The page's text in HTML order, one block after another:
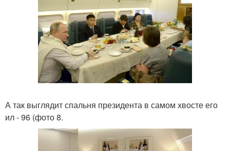
А так выглядит спальня президента в самом хвосте его
ил - 96 (фото 8.